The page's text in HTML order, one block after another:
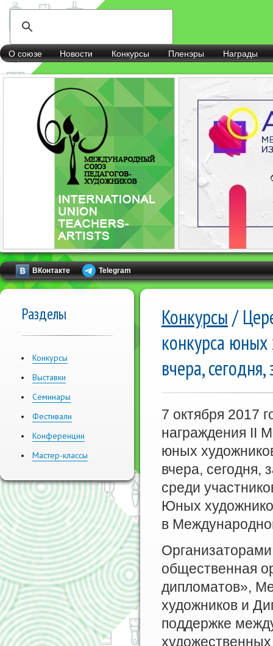
О союзе Новости Конкурсы Пленэры Награды
ВКонтакте Telegram
Разделы
Конкурсы
Выставки
Семинары
Фестивали
Конференции
Мастер-классы
Конкурсы/
конкурса юных
вчера, сегодня,
7 октября 2017
награждения II
юных
вчера, сегодня,
среди
Юных
в
общественная
дипломатов»,
художников и
поддержке